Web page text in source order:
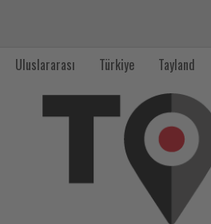
Uluslararası Türkiye Tayland